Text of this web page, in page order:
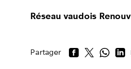
Réseau vaudois
Partager